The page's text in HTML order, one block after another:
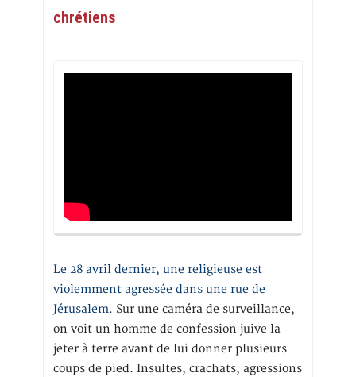
chrétiens
Le 28 avril dernier, une religieuse est
violemment agressée dans une rue de
Jérusalem. Sur une caméra de surveillance,
on voit un homme de confession juive la
jeter à terre avant de lui donner plusieurs
coups de pied. Insultes, crachats, agressions